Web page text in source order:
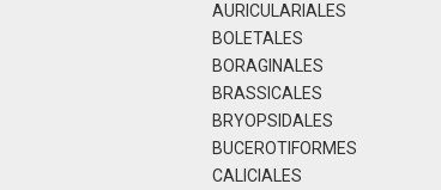
AURICULARIALES
BOLETALES
BORAGINALES
BRASSICALES
BRYOPSIDALES
BUCEROTIFORMES
CALICIALES